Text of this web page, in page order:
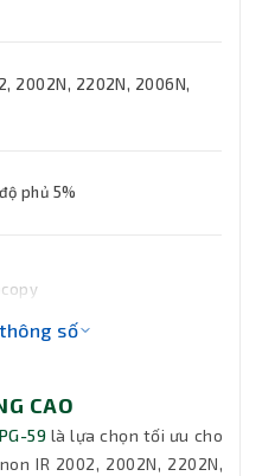
2002N, 2202N, 2006N,
phủ 5%
số
CAO
59 là lựa chọn tối ưu cho
IR 2002, 2002N, 2202N,